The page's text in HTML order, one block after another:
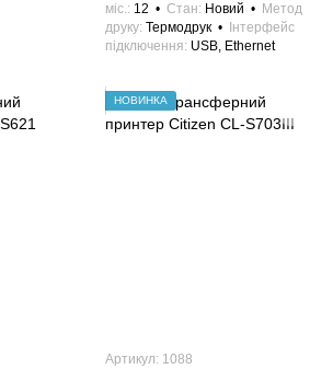
міс. 12 Стан Новий
Метод
друку Термодрук
Інтерфейс
підключення USB, Ethernet
НОВИНКА
Артикул: 1088